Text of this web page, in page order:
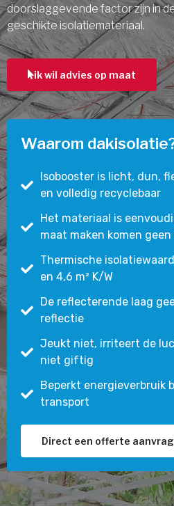
doorslaggevende factor zijn in
geschikte isolatiemateriaal.
ik wil advies op maat
Waarom
Isobooster is licht, dun,
en volledig recyclebaar
Het materiaal is
maat maken komen
Thermische
en 4,6 m² K/W
De reflecterende laag
reflectie
Jeukt niet, irriteert de
niet giftig
Beperkt energieverbruik
transport
Direct een offerte